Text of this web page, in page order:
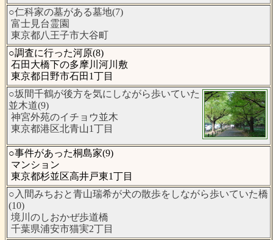
○仁科家の墓がある墓地(7)
富士見台霊園
東京都八王子市大谷町
○調査に行った河原(8)
石田大橋下の多摩川河川敷
東京都日野市石田1丁目
○坂間千鶴が後方を気にしながら歩いていた
並木道(9)
神宮外苑のイチョウ並木
東京都港区北青山1丁目
○事件があった桐島家(9)
マンション
東京都杉並区高井戸東1丁目
○入間みちおと青山瑞希が犬の散歩をしながら歩いていた橋
(10)
境川のしおかぜ歩道橋
千葉県浦安市猫実2丁目